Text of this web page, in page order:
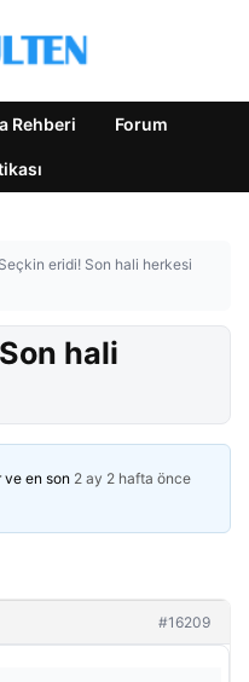
Rehberi Forum
eridi! Son hali herkesi
hali
ve en son 2 ay 2 hafta önce
#16209